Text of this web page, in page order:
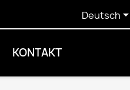
Deutsch
KONTAKT